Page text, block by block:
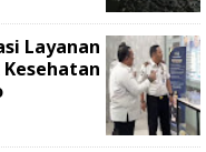
Layanan